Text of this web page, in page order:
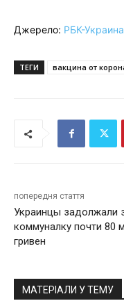
Джерело: РБК-Украина
ТЕГИ вакцина от
попередня стаття
Украинцы задолжали
коммуналку почти 80
гривен
МАТЕРІАЛИ У ТЕМУ